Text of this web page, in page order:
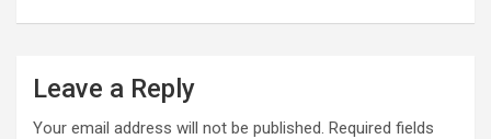
Leave a Reply
Your email address will not be published. Required fields